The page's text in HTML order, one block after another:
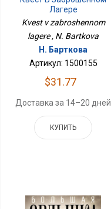
Лагере
Kvest v zabroshennom
lagere , N. Bartkova
Н. Барткова
Артикул: 1500155
$31.77
Доставка за 14–20 дней
КУПИТЬ